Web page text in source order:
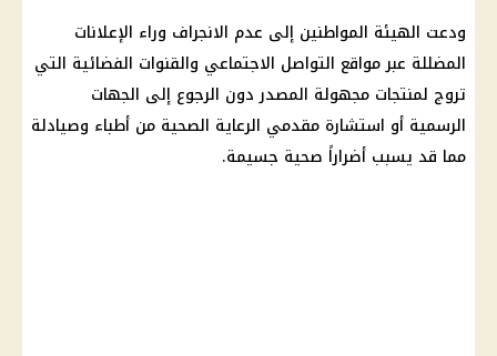
ودعت الهيئة المواطنين إلى عدم الانجراف وراء الإعلانات
المضللة عبر مواقع التواصل الاجتماعي والقنوات الفضائية التي
تروج لمنتجات مجهولة المصدر دون الرجوع إلى الجهات
الرسمية أو استشارة مقدمي الرعاية الصحية من أطباء وصيادلة
مما قد يسبب أضراراً صحية جسيمة.